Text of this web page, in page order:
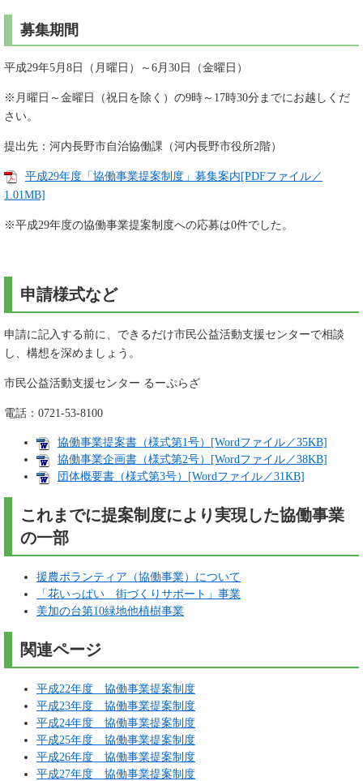
募集期間
平成29年5月8日（月曜日）～6月30日（金曜日）
※月曜日～金曜日（祝日を除く）の9時～17時30分までにお越しくだ
さい。
提出先：河内長野市自治協働課（河内長野市役所2階）
平成29年度「協働事業提案制度」募集案内[PDFファイル／
1.01MB]
※平成29年度の協働事業提案制度への応募は0件でした。
申請様式など
申請に記入する前に、できるだけ市民公益活動支援センターで相談
し、構想を深めましょう。
市民公益活動支援センター るーぷらざ
電話：0721-53-8100
協働事業提案書（様式第1号）[Wordファイル／35KB]
協働事業企画書（様式第2号）[Wordファイル／38KB]
団体概要書（様式第3号）[Wordファイル／31KB]
これまでに提案制度により実現した協働事業
の一部
援農ボランティア（協働事業）について
「花いっぱい 街づくりサポート」事業
美加の台第10緑地他植樹事業
関連ページ
平成22年度 協働事業提案制度
平成23年度 協働事業提案制度
平成24年度 協働事業提案制度
平成25年度 協働事業提案制度
平成26年度 協働事業提案制度
平成27年度 協働事業提案制度